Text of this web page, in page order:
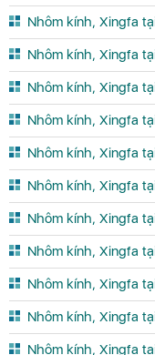
Nhôm kính, Xingfa
Nhôm kính, Xingfa
Nhôm kính, Xingfa
Nhôm kính, Xingfa
Nhôm kính, Xingfa
Nhôm kính, Xingfa
Nhôm kính, Xingfa
Nhôm kính, Xingfa
Nhôm kính, Xingfa
Nhôm kính, Xingfa
Nhôm kính, Xingfa